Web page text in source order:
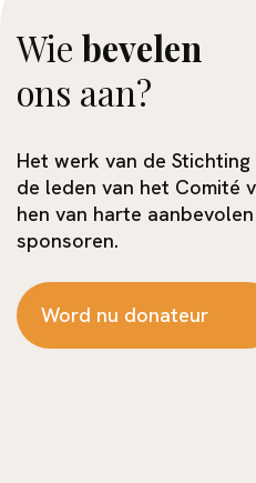
Wie bevelen
ons aan?
Het werk van de
de leden van het Comité
hen van harte
sponsoren.
Word nu donateur